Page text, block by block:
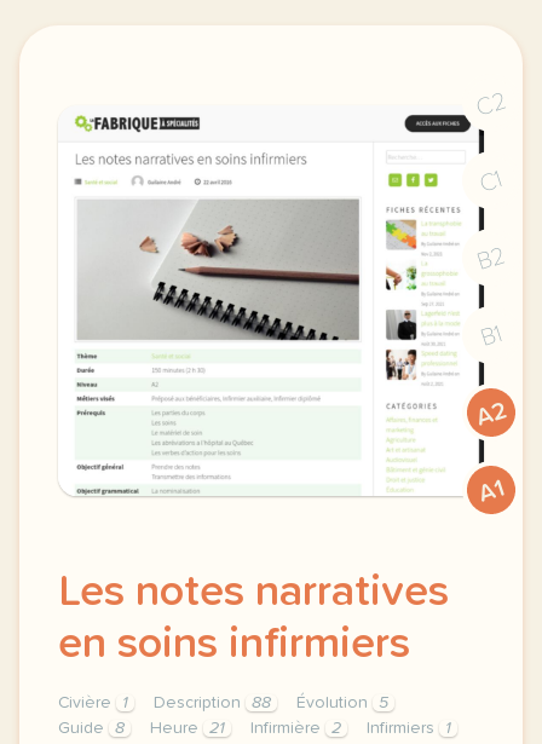
C2
C1
B2
B1
A2
A1
Les notes narratives
en soins infirmiers
Civière 1 Description 88 Évolution
5
Guide
8 Heure 21 Infirmière 2 Infirmiers
1